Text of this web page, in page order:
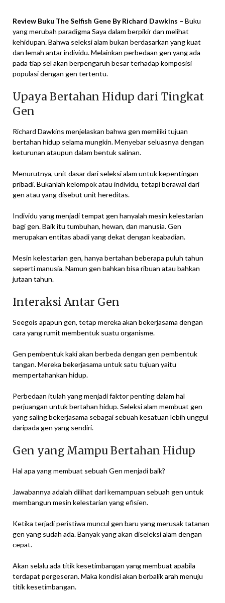
Review Buku The Selfish Gene By Richard Dawkins – Buku
yang merubah paradigma Saya dalam berpikir dan melihat
kehidupan. Bahwa seleksi alam bukan berdasarkan yang kuat
dan lemah antar individu. Melainkan perbedaan gen yang ada
pada tiap sel akan berpengaruh besar terhadap komposisi
populasi dengan gen tertentu.
Upaya Bertahan Hidup dari Tingkat
Gen
Richard Dawkins menjelaskan bahwa gen memiliki tujuan
bertahan hidup selama mungkin. Menyebar seluasnya dengan
keturunan ataupun dalam bentuk salinan.
Menurutnya, unit dasar dari seleksi alam untuk kepentingan
pribadi. Bukanlah kelompok atau individu, tetapi berawal dari
gen atau yang disebut unit hereditas.
Individu yang menjadi tempat gen hanyalah mesin kelestarian
bagi gen. Baik itu tumbuhan, hewan, dan manusia. Gen
merupakan entitas abadi yang dekat dengan keabadian.
Mesin kelestarian gen, hanya bertahan beberapa puluh tahun
seperti manusia. Namun gen bahkan bisa ribuan atau bahkan
jutaan tahun.
Interaksi Antar Gen
Seegois apapun gen, tetap mereka akan bekerjasama dengan
cara yang rumit membentuk suatu organisme.
Gen pembentuk kaki akan berbeda dengan gen pembentuk
tangan. Mereka bekerjasama untuk satu tujuan yaitu
mempertahankan hidup.
Perbedaan itulah yang menjadi faktor penting dalam hal
perjuangan untuk bertahan hidup. Seleksi alam membuat gen
yang saling bekerjasama sebagai sebuah kesatuan lebih unggul
daripada gen yang sendiri.
Gen yang Mampu Bertahan Hidup
Hal apa yang membuat sebuah Gen menjadi baik?
Jawabannya adalah dilihat dari kemampuan sebuah gen untuk
membangun mesin kelestarian yang efisien.
Ketika terjadi peristiwa muncul gen baru yang merusak tatanan
gen yang sudah ada. Banyak yang akan diseleksi alam dengan
cepat.
Akan selalu ada titik kesetimbangan yang membuat apabila
terdapat pergeseran. Maka kondisi akan berbalik arah menuju
titik kesetimbangan.